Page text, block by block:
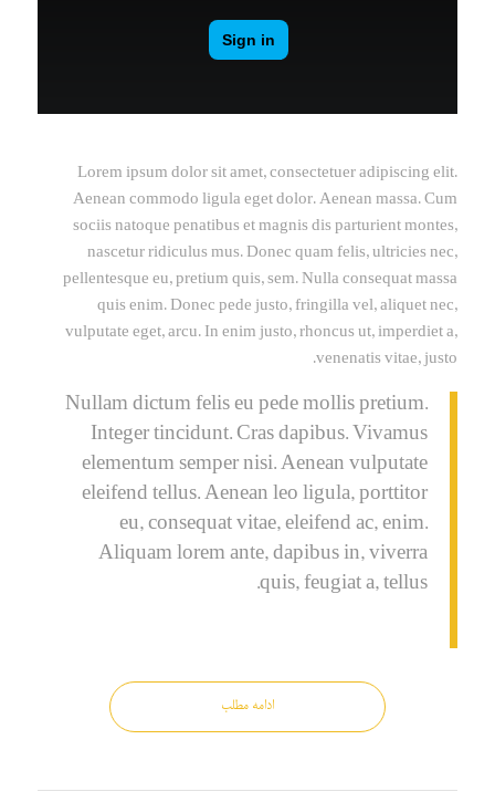
Lorem ipsum dolor sit amet, consectetuer adipiscing elit.
Aenean commodo ligula eget dolor. Aenean massa. Cum
sociis natoque penatibus et magnis dis parturient montes,
nascetur ridiculus mus. Donec quam felis, ultricies nec,
pellentesque eu, pretium quis, sem. Nulla consequat massa
quis enim. Donec pede justo, fringilla vel, aliquet nec,
vulputate eget, arcu. In enim justo, rhoncus ut, imperdiet a,
venenatis vitae, justo.
Nullam dictum felis eu pede mollis pretium.
Integer tincidunt. Cras dapibus. Vivamus
elementum semper nisi. Aenean vulputate
eleifend tellus. Aenean leo ligula, porttitor
eu, consequat vitae, eleifend ac, enim.
Aliquam lorem ante, dapibus in, viverra
quis, feugiat a, tellus.
ادامه مطلب